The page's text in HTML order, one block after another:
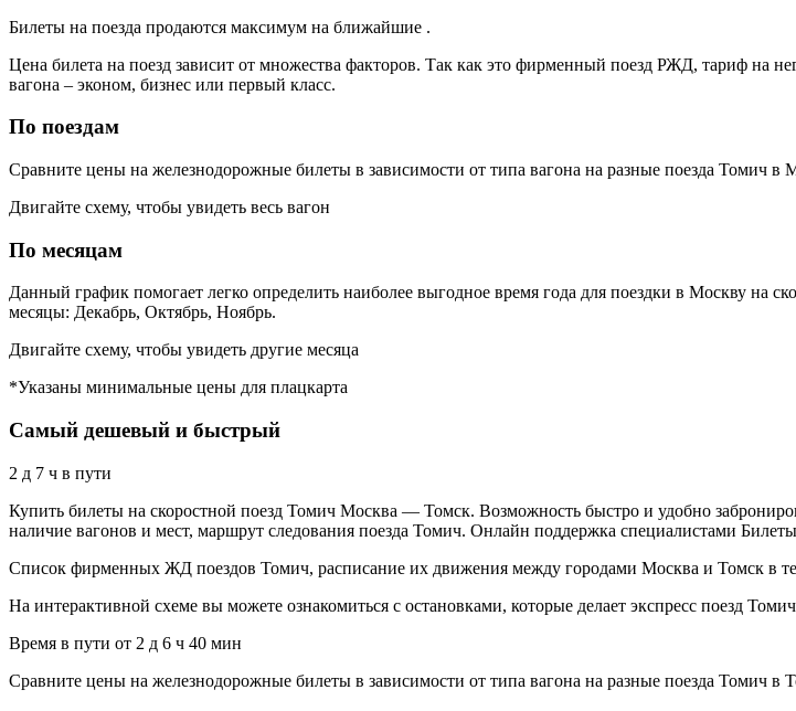
Билеты на поезда продаются максимум на ближайшие .
Цена билета на поезд зависит от множества факторов. Так как это фирменный поезд РЖД, тариф на
вагона – эконом, бизнес или первый класс.
По поездам
Сравните цены на железнодорожные билеты в зависимости от типа вагона на разные поезда Томич в
Двигайте схему, чтобы увидеть весь вагон
По месяцам
Данный график помогает легко определить наиболее выгодное время года для поездки в Москву
месяцы: Декабрь, Октябрь, Ноябрь.
Двигайте схему, чтобы увидеть другие месяца
*Указаны минимальные цены для плацкарта
Самый дешевый и быстрый
2 д 7 ч в пути
Купить билеты на скоростной поезд Томич Москва — Томск. Возможность быстро и удобно
наличие вагонов и мест, маршрут следования поезда Томич. Онлайн поддержка специалистами
Список фирменных ЖД поездов Томич, расписание их движения между городами Москва и Томск в
На интерактивной схеме вы можете ознакомиться с остановками, которые делает экспресс поезд
Время в пути от 2 д 6 ч 40 мин
Сравните цены на железнодорожные билеты в зависимости от типа вагона на разные поезда Томич